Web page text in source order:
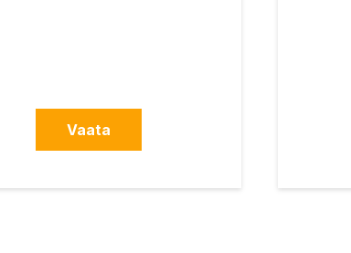
Vaata